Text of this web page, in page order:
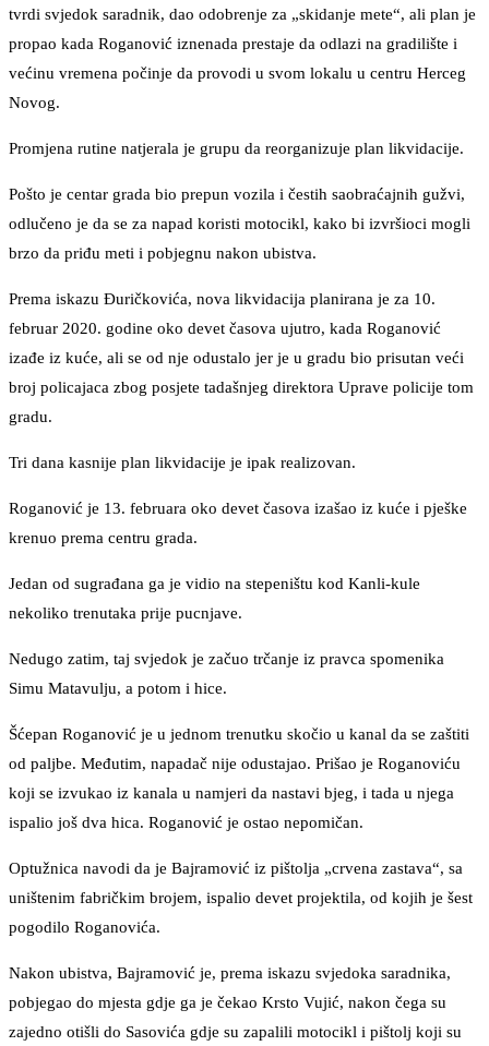
tvrdi svjedok saradnik, dao odobrenje za „skidanje mete“, ali plan je
propao kada Roganović iznenada prestaje da odlazi na gradilište i
većinu vremena počinje da provodi u svom lokalu u centru Herceg
Novog.
Promjena rutine natjerala je grupu da reorganizuje plan likvidacije.
Pošto je centar grada bio prepun vozila i čestih saobraćajnih gužvi,
odlučeno je da se za napad koristi motocikl, kako bi izvršioci mogli
brzo da priđu meti i pobjegnu nakon ubistva.
Prema iskazu Đuričkovića, nova likvidacija planirana je za 10.
februar 2020. godine oko devet časova ujutro, kada Roganović
izađe iz kuće, ali se od nje odustalo jer je u gradu bio prisutan veći
broj policajaca zbog posjete tadašnjeg direktora Uprave policije tom
gradu.
Tri dana kasnije plan likvidacije je ipak realizovan.
Roganović je 13. februara oko devet časova izašao iz kuće i pješke
krenuo prema centru grada.
Jedan od sugrađana ga je vidio na stepeništu kod Kanli-kule
nekoliko trenutaka prije pucnjave.
Nedugo zatim, taj svjedok je začuo trčanje iz pravca spomenika
Simu Matavulju, a potom i hice.
Šćepan Roganović je u jednom trenutku skočio u kanal da se zaštiti
od paljbe. Međutim, napadač nije odustajao. Prišao je Roganoviću
koji se izvukao iz kanala u namjeri da nastavi bjeg, i tada u njega
ispalio još dva hica. Roganović je ostao nepomičan.
Optužnica navodi da je Bajramović iz pištolja „crvena zastava“, sa
uništenim fabričkim brojem, ispalio devet projektila, od kojih je šest
pogodilo Roganovića.
Nakon ubistva, Bajramović je, prema iskazu svjedoka saradnika,
pobjegao do mjesta gdje ga je čekao Krsto Vujić, nakon čega su
zajedno otišli do Sasovića gdje su zapalili motocikl i pištolj koji su